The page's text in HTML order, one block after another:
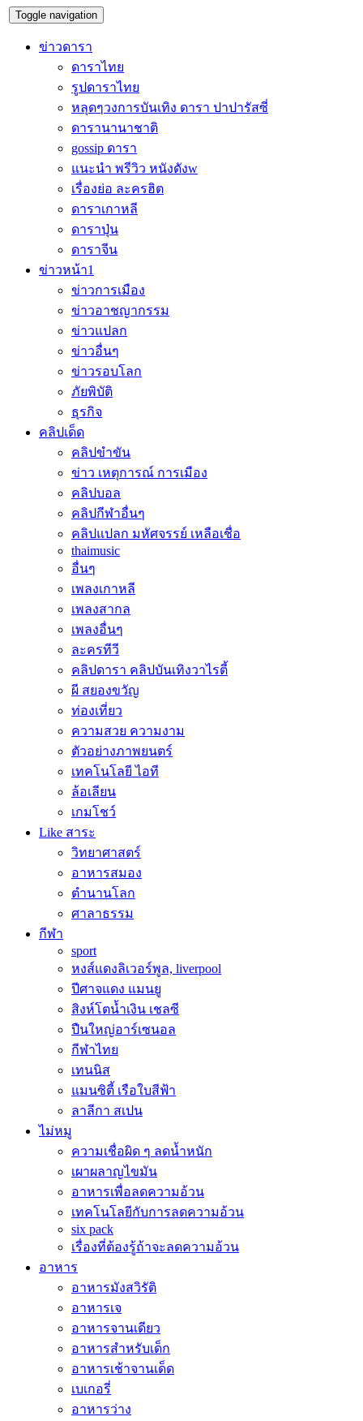
Toggle navigation
ข่าวดารา
ดาราไทย
รูปดาราไทย
หลุดๆวงการบันเทิง ดารา ปาปารัสซี่
ดารานานาชาติ
gossip ดารา
แนะนำ พรีวิว หนังดังw
เรื่องย่อ ละครฮิต
ดาราเกาหลี
ดาราปุ่น
ดาราจีน
ข่าวหน้า1
ข่าวการเมือง
ข่าวอาชญากรรม
ข่าวแปลก
ข่าวอื่นๆ
ข่าวรอบโลก
ภัยพิบัติ
ธุรกิจ
คลิปเด็ด
คลิปขำขัน
ข่าว เหตุการณ์ การเมือง
คลิปบอล
คลิปกีฬาอื่นๆ
คลิปแปลก มหัศจรรย์ เหลือเชื่อ
thaimusic
อื่นๆ
เพลงเกาหลี
เพลงสากล
เพลงอื่นๆ
ละครทีวี
คลิปดารา คลิปบันเทิงวาไรตี้
ผี สยองขวัญ
ท่องเที่ยว
ความสวย ความงาม
ตัวอย่างภาพยนตร์
เทคโนโลยี ไอที
ล้อเลียน
เกมโชว์
Like สาระ
วิทยาศาสตร์
อาหารสมอง
ตำนานโลก
ศาลาธรรม
กีฬา
sport
หงส์แดงลิเวอร์พูล, liverpool
ปีศาจแดง แมนยู
สิงห์โตน้ำเงิน เชลซี
ปืนใหญ่อาร์เซนอล
กีฬาไทย
เทนนิส
แมนซิตี้ เรือใบสีฟ้า
ลาลีกา สเปน
ไม่หมู
ความเชื่อผิด ๆ ลดน้ำหนัก
เผาผลาญไขมัน
อาหารเพื่อลดความอ้วน
เทคโนโลยีกับการลดความอ้วน
six pack
เรื่องที่ต้องรู้ถ้าจะลดความอ้วน
อาหาร
อาหารมังสวิรัติ
อาหารเจ
อาหารจานเดียว
อาหารสำหรับเด็ก
อาหารเช้าจานเด็ด
เบเกอรี่
อาหารว่าง